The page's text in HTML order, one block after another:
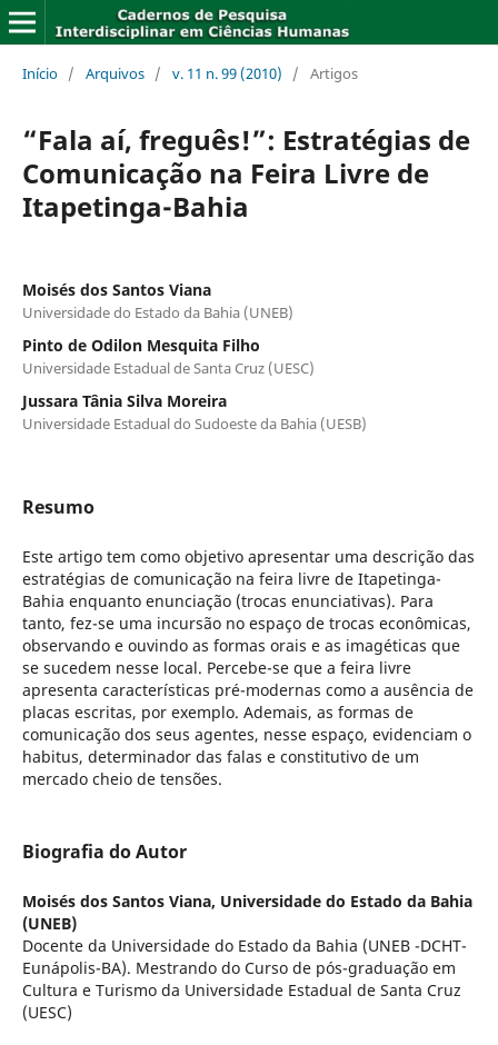
Início / Arquivos / v. 11 n. 99 (2010) / Artigos
“Fala aí, freguês!”: Estratégias de
Comunicação na Feira Livre de
Itapetinga-Bahia
Moisés dos Santos Viana
Universidade do Estado da Bahia (UNEB)
Pinto de Odilon Mesquita Filho
Universidade Estadual de Santa Cruz (UESC)
Jussara Tânia Silva Moreira
Universidade Estadual do Sudoeste da Bahia (UESB)
Resumo
Este artigo tem como objetivo apresentar uma descrição das
estratégias de comunicação na feira livre de Itapetinga-
Bahia enquanto enunciação (trocas enunciativas). Para
tanto, fez-se uma incursão no espaço de trocas econômicas,
observando e ouvindo as formas orais e as imagéticas que
se sucedem nesse local. Percebe-se que a feira livre
apresenta características pré-modernas como a ausência de
placas escritas, por exemplo. Ademais, as formas de
comunicação dos seus agentes, nesse espaço, evidenciam o
habitus, determinador das falas e constitutivo de um
mercado cheio de tensões.
Biografia do Autor
Moisés dos Santos Viana, Universidade do Estado da Bahia
(UNEB)
Docente da Universidade do Estado da Bahia (UNEB -DCHT-
Eunápolis-BA). Mestrando do Curso de pós-graduação em
Cultura e Turismo da Universidade Estadual de Santa Cruz
(UESC)